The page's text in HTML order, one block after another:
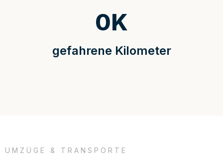
gefahrene Kilometer
0K
UMZÜGE & TRANSPORTE